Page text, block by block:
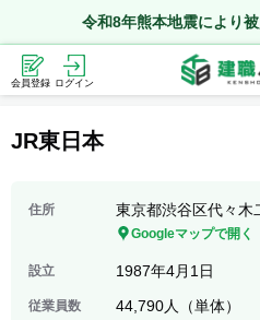
令和8年熊本地震により
会員登録 ログイン
JR東日本
住所 東京都渋谷区代々木
Googleマップで開く
設立 1987年4月1日
従業員数 44,790人（単体）